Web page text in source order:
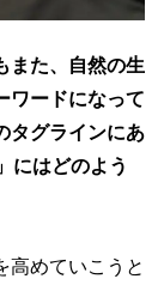
また、自然の生
ワードになって
タグラインにあ
はどのよう
高めていこうと